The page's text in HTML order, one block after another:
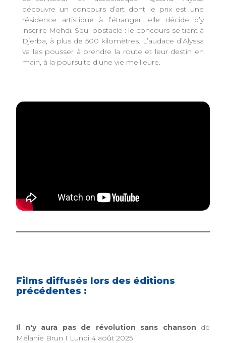
découvre un concours d’art dont le prix est une
résidence artistique à l’étranger, elle décide d’y
inscrire Mehdi. Seul obstacle : le concours se tient à
Djerba, à plus de 500 kilomètres. L’audace d’Alyssa
va les pousser à prendre la route et leur destin en
main, à la poursuite d’une vie meilleure.
Films diffusés lors des éditions
précédentes :
Il n'y aura pas de révolution sans chanson de
Mélanie Brun I Lundi 4 août 2025